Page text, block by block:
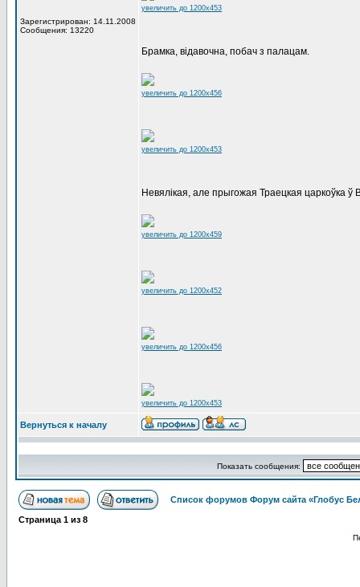
Зарегистрирован: 14.11.2008
Сообщения: 13220
увеличить до 1200x453
Брамка, відавочна, побач з палацам.
увеличить до 1200x456
увеличить до 1200x453
Невялікая, але прыгожая Траецкая царкоўка ў
увеличить до 1200x459
увеличить до 1200x452
увеличить до 1200x456
увеличить до 1200x453
Вернуться к началу
Показать сообщения:
Список форумов Форум сайта «Глобус
Страница 1 из 8